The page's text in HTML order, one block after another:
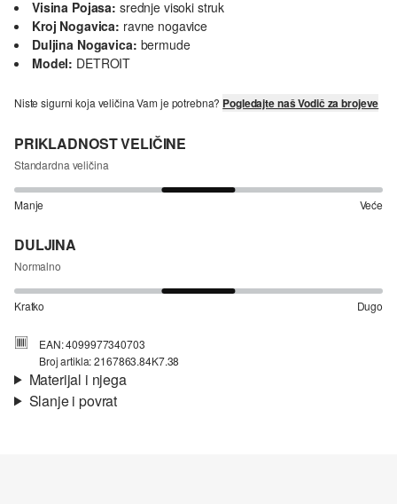
Visina Pojasa: srednje visoki struk
Kroj Nogavica: ravne nogavice
Duljina Nogavica: bermude
Model: DETROIT
Niste sigurni koja veličina Vam je potrebna? Pogledajte naš Vodič za brojeve
PRIKLADNOST VELIČINE
Standardna veličina
Manje Veće
DULJINA
Normalno
Kratko Dugo
EAN: 4099977340703
Broj artikla: 2167863.84K7.38
Materijal i njega
Slanje i povrat